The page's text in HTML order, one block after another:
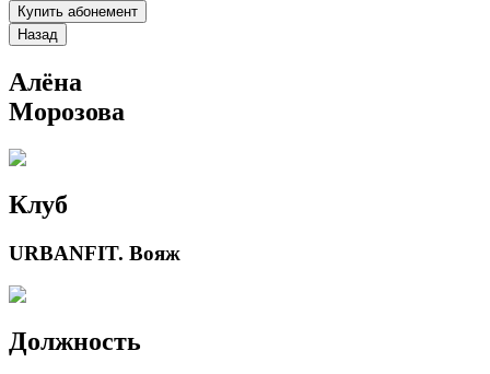
Купить абонемент
Назад
Алёна
Морозова
Клуб
URBANFIT. Вояж
Должность